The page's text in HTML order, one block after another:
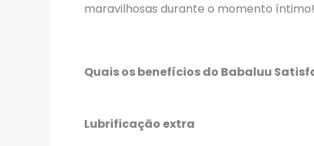
maravilhosas durante o momento íntimo!
Quais os benefícios do Babaluu
Lubrificação extra